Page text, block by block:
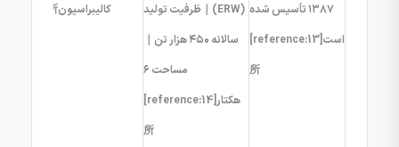
۱۳۸۷ تأسیس شده
所
(ERW)｜ظرفیت تولید
سالانه ۴۵۰ هزار تن｜
مساحت ۶
所
کالیبراسیون所